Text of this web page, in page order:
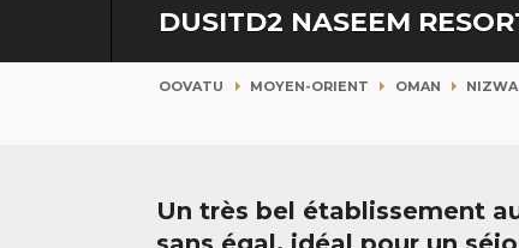
DUSITD2 NASEEM
OOVATU MOYEN-ORIENT OMAN NIZWA
Un très bel établissement